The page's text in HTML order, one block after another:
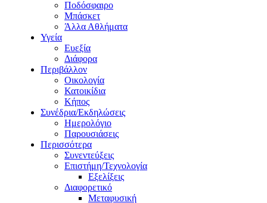
Ποδόσφαιρο
Μπάσκετ
Άλλα Αθλήματα
Υγεία
Ευεξία
Διάφορα
Περιβάλλον
Οικολογία
Κατοικίδια
Κήπος
Συνέδρια/Εκδηλώσεις
Ημερολόγιο
Παρουσιάσεις
Περισσότερα
Συνεντεύξεις
Επιστήμη/Τεχνολογία
Εξελίξεις
Διαφορετικό
Μεταφυσική